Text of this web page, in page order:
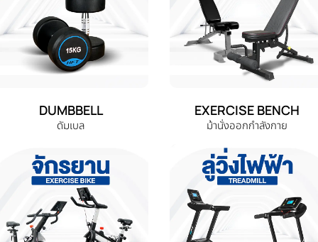
DUMBBELL
ดัมเบล
EXERCISE BENCH
ม้านั่งออกกำลังกาย